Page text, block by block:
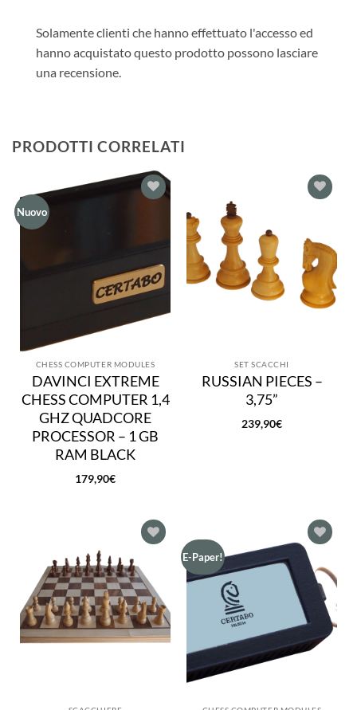
Solamente clienti che hanno effettuato l'accesso ed
hanno acquistato questo prodotto possono lasciare
una recensione.
PRODOTTI CORRELATI
Nuovo
desideri
CHESS COMPUTER MODULES
DAVINCI EXTREME
CHESS COMPUTER 1,4
GHZ QUADCORE
PROCESSOR – 1 GB
RAM BLACK
179,90€
desideri
SET SCACCHI
RUSSIAN PIECES –
3,75”
239,90€
alla lista
dei
desideri
E-Paper!
Aggiungi
alla lista
dei
desideri